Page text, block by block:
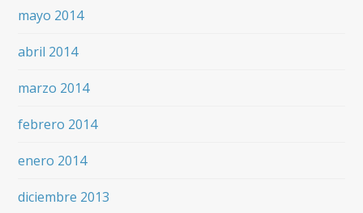
mayo 2014
abril 2014
marzo 2014
febrero 2014
enero 2014
diciembre 2013